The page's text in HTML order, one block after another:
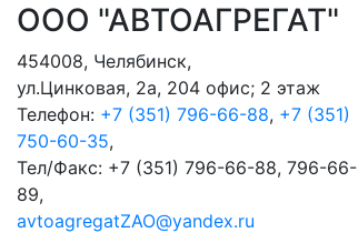
ООО "АВТОАГРЕГАТ"
454008, Челябинск,
ул.Цинковая, 2а, 204 офис; 2 этаж
Телефон: +7 (351) 796-66-88, +7 (351)
750-60-35,
Тел/Факс: +7 (351) 796-66-88, 796-66-
89,
avtoagregatZAO@yandex.ru